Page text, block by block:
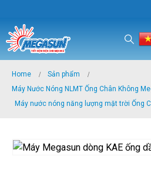
Home
Sản phẩm
Máy Nước Nóng NLMT Ống Chân Không
Máy nước nóng năng lượng mặt trời Ống